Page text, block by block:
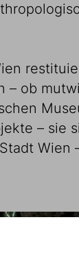
– ob
– sie